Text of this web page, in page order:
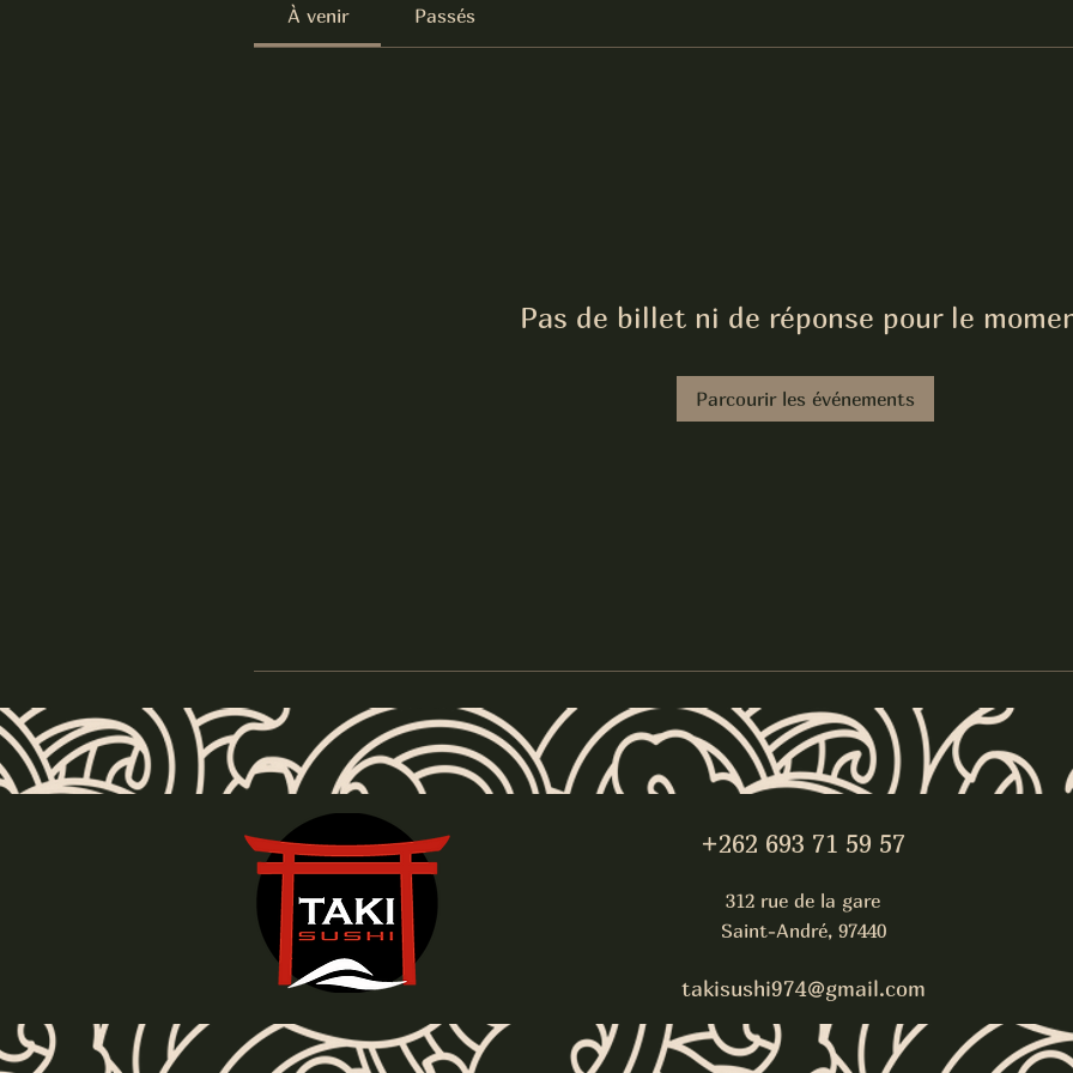
À venir Passés
Pas de billet ni de réponse pour le
Parcourir les événements
+262 693 71 59 57
312 rue de la gare
Saint-André, 97440
takisushi974@gmail.com